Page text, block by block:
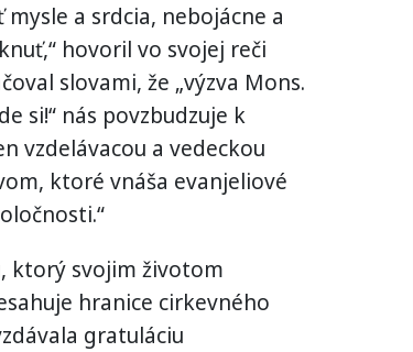
a srdcia, nebojácne a
hovoril vo svojej reči
slovami, že „výzva Mons.
si!“ nás povzbudzuje k
vzdelávacou a vedeckou
ktoré vnáša evanjeliové
ktorý svojim životom
hranice cirkevného
gratuláciu